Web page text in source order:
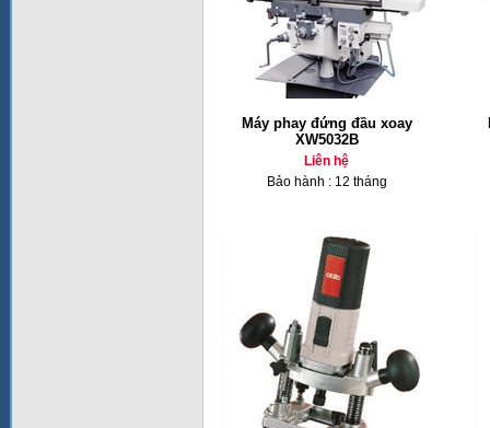
Máy phay đứng đầu xoay
XW5032B
Liên hệ
Bảo hành : 12 tháng